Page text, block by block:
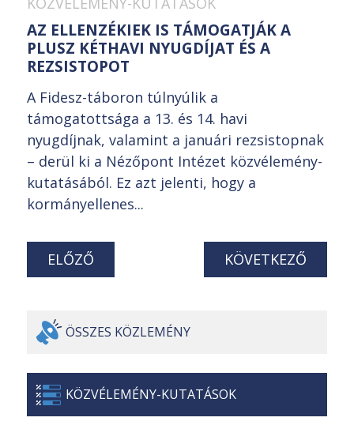
AZ ELLENZÉKIEK IS TÁMOGATJÁK A
PLUSZ KÉTHAVI NYUGDÍJAT ÉS A
REZSISTOPOT
A Fidesz-táboron túlnyúlik a
támogatottsága a 13. és 14. havi
nyugdíjnak, valamint a januári rezsistopnak
– derül ki a Nézőpont Intézet közvélemény-
kutatásából. Ez azt jelenti, hogy a
kormányellenes...
ELŐZŐ KÖVETKEZŐ
ÖSSZES KÖZLEMÉNY
KÖZVÉLEMÉNY-KUTATÁSOK